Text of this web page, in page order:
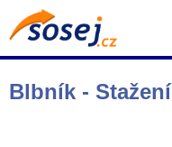
Blbník - Stažení